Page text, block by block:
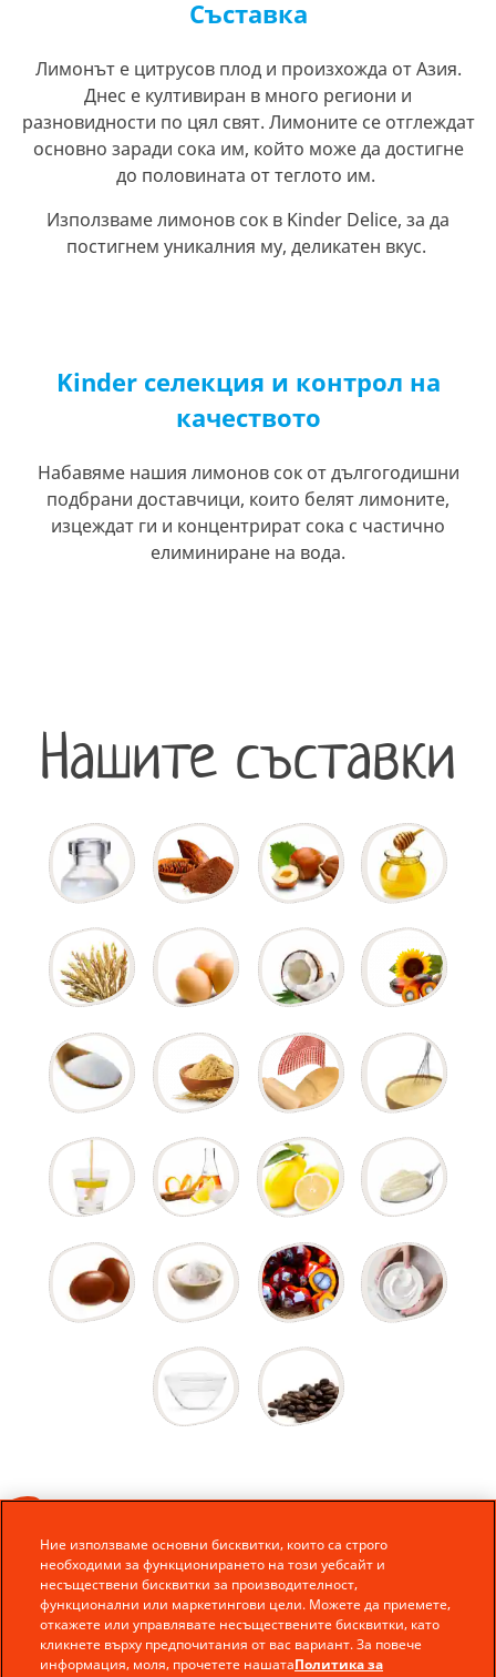
Съставка
Лимонът е цитрусов плод и произхожда от Азия.
Днес е култивиран в много региони и
разновидности по цял свят. Лимоните се отглеждат
основно заради сока им, който може да достигне
до половината от теглото им.
Използваме лимонов сок в Kinder Delice, за да
постигнем уникалния му, деликатен вкус.
Kinder селекция и контрол на
качеството
Набавяме нашия лимонов сок от дългогодишни
подбрани доставчици, които белят лимоните,
изцеждат ги и концентрират сока с частично
елиминиране на вода.
Нашите съставки
Ние използваме основни бисквитки, които са строго
необходими за функционирането на този уебсайт и
несъществени бисквитки за производителност,
функционални или маркетингови цели. Можете да приемете,
откажете или управлявате несъществените бисквитки, като
кликнете върху предпочитания от вас вариант. За повече
информация, моля, прочетете нашатаПолитика за